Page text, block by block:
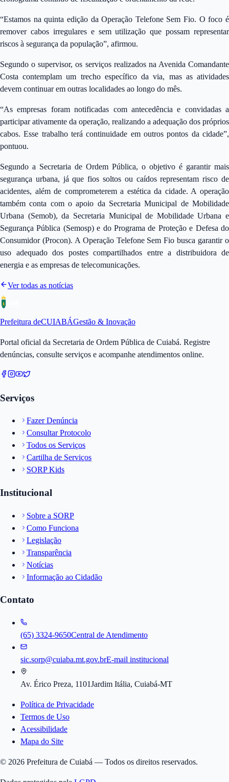
“Estamos na quinta edição da Operação Telefone Sem Fio. O foco é
remover cabos irregulares e sem utilização que possam representar
riscos à segurança da população”, afirmou.
Segundo o supervisor, os serviços realizados na Avenida Comandante
Costa contemplam um trecho específico da via, mas as atividades
devem continuar em outras localidades ao longo do mês.
“As empresas foram notificadas com antecedência e convidadas a
participar ativamente da operação, realizando a adequação dos próprios
cabos. Esse trabalho terá continuidade em outros pontos da cidade”,
pontuou.
Segundo a Secretaria de Ordem Pública, o objetivo é garantir mais
segurança urbana, já que fios soltos ou caídos representam risco de
acidentes, além de comprometerem a estética da cidade. A operação
também conta com o apoio da Secretaria Municipal de Mobilidade
Urbana (Semob), da Secretaria Municipal de Mobilidade Urbana e
Segurança Pública (Semosp) e do Programa de Proteção e Defesa do
Consumidor (Procon). A Operação Telefone Sem Fio busca garantir o
uso adequado dos postes compartilhados entre a distribuidora de
energia e as empresas de telecomunicações.
Ver todas as notícias
Prefeitura deCUIABÁGestão & Inovação
Portal oficial da Secretaria de Ordem Pública de Cuiabá. Registre
denúncias, consulte serviços e acompanhe atendimentos online.
Serviços
Fazer Denúncia
Consultar Protocolo
Todos os Serviços
Cartilha de Serviços
SORP Kids
Institucional
Sobre a SORP
Como Funciona
Legislação
Transparência
Notícias
Informação ao Cidadão
Contato
(65) 3324-9650Central de Atendimento
sic.sorp@cuiaba.mt.gov.brE-mail institucional
Av. Érico Preza, 1101Jardim Itália, Cuiabá-MT
Política de Privacidade
Termos de Uso
Acessibilidade
Mapa do Site
© 2026 Prefeitura de Cuiabá — Todos os direitos reservados.